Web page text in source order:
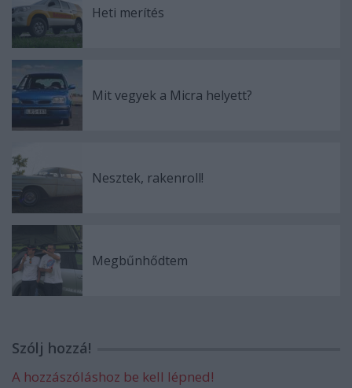
Heti merítés
Mit vegyek a Micra helyett?
Nesztek, rakenroll!
Megbűnhődtem
Szólj hozzá!
A hozzászóláshoz be kell lépned!